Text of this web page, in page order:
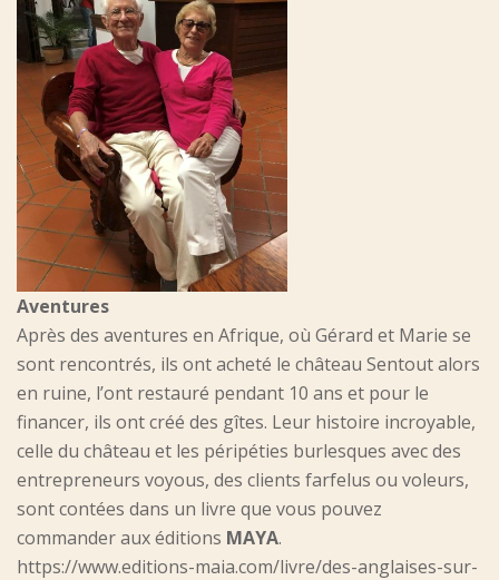
Aventures
Après des aventures en Afrique, où Gérard et Marie se
sont rencontrés, ils ont acheté le château Sentout alors
en ruine, l’ont restauré pendant 10 ans et pour le
financer, ils ont créé des gîtes. Leur histoire incroyable,
celle du château et les péripéties burlesques avec des
entrepreneurs voyous, des clients farfelus ou voleurs,
sont contées dans un livre que vous pouvez
commander aux éditions MAYA.
https://www.editions-maia.com/livre/des-anglaises-sur-